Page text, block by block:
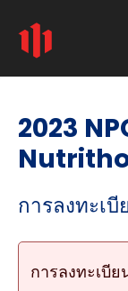
2023
การลงทะเ
การลงทะเบี